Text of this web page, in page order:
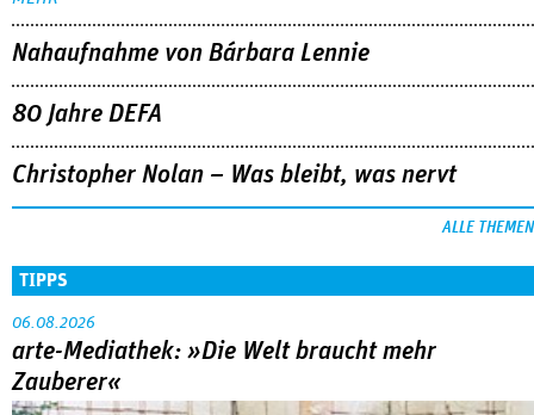
Sandra Wollners »Everytime« war einer der großen Erfolge
Familie, die aus der Bahn geworfen wird … Die Regisseurin
im Gespräch mit Anke Sterneborg.
MEHR
80 Jahre DEFA
Christopher Nolan – Was bleibt, was nervt
ALLE THEMEN